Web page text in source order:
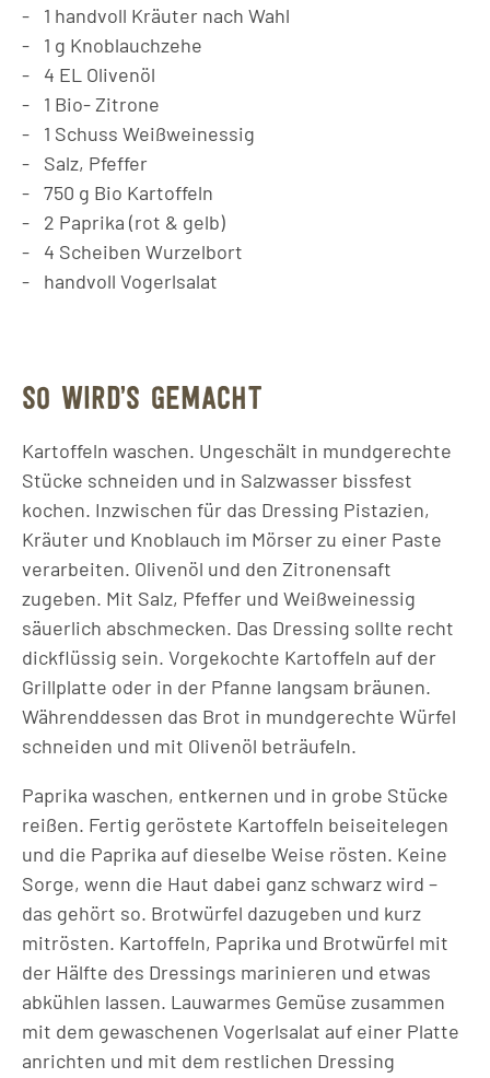
1 handvoll Kräuter nach Wahl
1 g Knoblauchzehe
4 EL Olivenöl
1 Bio- Zitrone
1 Schuss Weißweinessig
Salz, Pfeffer
750 g Bio Kartoffeln
2 Paprika (rot & gelb)
4 Scheiben Wurzelbort
handvoll Vogerlsalat
SO WIRD’S GEMACHT
Kartoffeln waschen. Ungeschält in mundgerechte
Stücke schneiden und in Salzwasser bissfest
kochen. Inzwischen für das Dressing Pistazien,
Kräuter und Knoblauch im Mörser zu einer Paste
verarbeiten. Olivenöl und den Zitronensaft
zugeben. Mit Salz, Pfeffer und Weißweinessig
säuerlich abschmecken. Das Dressing sollte recht
dickflüssig sein. Vorgekochte Kartoffeln auf der
Grillplatte oder in der Pfanne langsam bräunen.
Währenddessen das Brot in mundgerechte Würfel
schneiden und mit Olivenöl beträufeln.
Paprika waschen, entkernen und in grobe Stücke
reißen. Fertig geröstete Kartoffeln beiseitelegen
und die Paprika auf dieselbe Weise rösten. Keine
Sorge, wenn die Haut dabei ganz schwarz wird –
das gehört so. Brotwürfel dazugeben und kurz
mitrösten. Kartoffeln, Paprika und Brotwürfel mit
der Hälfte des Dressings marinieren und etwas
abkühlen lassen. Lauwarmes Gemüse zusammen
mit dem gewaschenen Vogerlsalat auf einer Platte
anrichten und mit dem restlichen Dressing